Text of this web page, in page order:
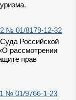
№ 01/8179-12-32
Российской
рассмотрении
прав
№ 01/9766-1-23